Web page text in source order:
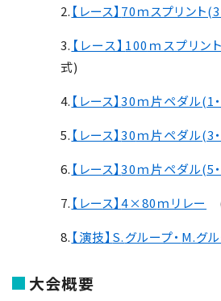
2. 【レース】 70ｍスプリント
3. 【レース】 100 ｍスプリン
式)
4. 【レース】30ｍ片ペダル(1
5. 【レース】30ｍ片ペダル(3
6. 【レース】30ｍ片ペダル(5
7. 【レース】4×80ｍリレー
8. 【演技】 S.グループ・ M.グ
大会概要